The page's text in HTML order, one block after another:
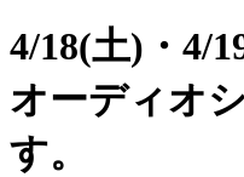
4/18(土)・4/
オーディオ
す。